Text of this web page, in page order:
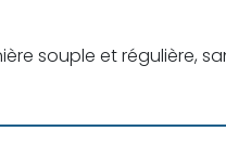
souple et régulière,